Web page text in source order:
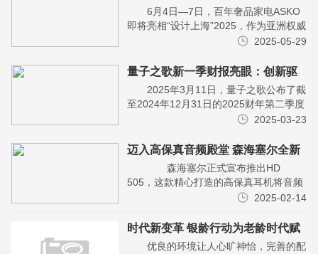
自然之力创变未来生活
6月4日—7日，百年奢品家电ASKO
即将亮相“设计上海”2025，作为亚洲权威
国际设计盛会，设计上海不仅是全球设计
阵地。...
2025-05-29
量子之歌新一季财报亮眼：创新驱
动，构建多元化生活服务新生态
2025年3月11日，量子之歌公布了截
至2024年12月31日的2025财年第二季度
财报。本财季，量子之歌在财务表现和业
到...
2025-03-23
迈入高保真音频殿堂 森海塞尔全新
HD 505 带您走进纯粹听音世界
森海塞尔正式宣布推出HD
505，这款精心打造的高保真耳机将音频
体验提升到更高的水平。HD 505 拥有具
色的人体工...
2025-02-14
时代新变革 银龄行动为老龄时代赋
优良的环境让人心旷神怡，完善的配